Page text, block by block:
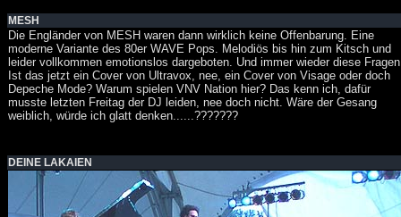
MESH
Die Engländer von MESH waren dann wirklich keine Offenbarung. Eine
moderne Variante des 80er WAVE Pops. Melodiös bis hin zum Kitsch und
leider vollkommen emotionslos dargeboten. Und immer wieder diese
Ist das jetzt ein Cover von Ultravox, nee, ein Cover von Visage oder doch
Depeche Mode? Warum spielen VNV Nation hier? Das kenn ich, dafür
musste letzten Freitag der DJ leiden, nee doch nicht. Wäre der Gesang
weiblich, würde ich glatt denken......???????
DEINE LAKAIEN